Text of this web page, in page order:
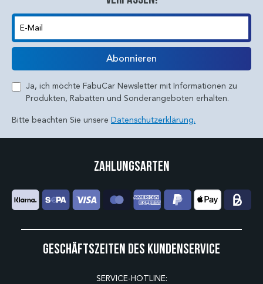
E-Mail
Abonnieren
Ja, ich möchte FabuCar Newsletter mit Informationen zu
Produkten, Rabatten und Sonderangeboten erhalten.
Bitte beachten Sie unsere Datenschutzerklärung.
Geschäftszeiten des Kundenservice
SERVICE-HOTLINE:
Zahlungsarten